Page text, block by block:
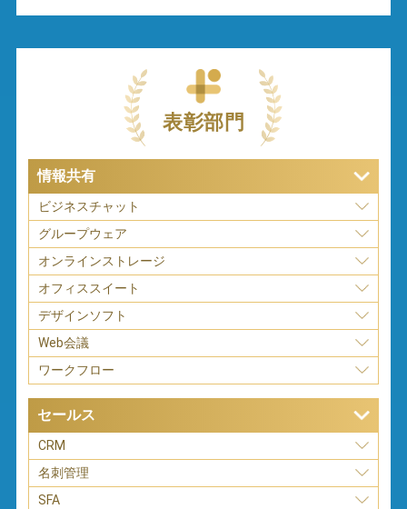
表彰部門
情報共有
ビジネスチャット
グループウェア
オンラインストレージ
オフィススイート
デザインソフト
Web会議
ワークフロー
セールス
CRM
名刺管理
SFA